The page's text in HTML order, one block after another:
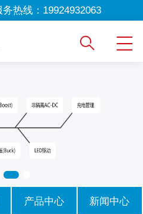
热线： 19924932063
产品中心 新闻中心